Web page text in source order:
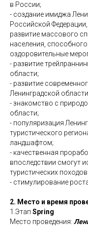
в России;
- создание имиджа
Российской
развитие массового
населения,
оздоровительные
- развитие
области;
- развитие
Ленинградской
- знакомство с
области;
- популяризация
туристического
ландшафтом;
- качественная
впоследствии смогут
туристических
- стимулирование
2. Место и время
1.Этап Spring
Место проведения: